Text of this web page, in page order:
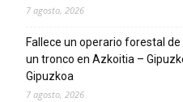
7 agosto, 2026
Fallece un operario forestal
un tronco en Azkoitia –
Gipuzkoa
7 agosto, 2026